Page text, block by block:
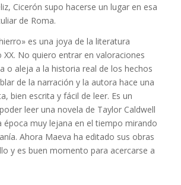
Cicerón supo hacerse un lugar en esa
de Roma.
es una joya de la literatura
XX. No quiero entrar en valoraciones
o aleja a la historia real de los hechos
de la narración y la autora hace una
bien escrita y fácil de leer. Es un
leer una novela de Taylor Caldwell
época muy lejana en el tiempo mirando
Ahora Maeva ha editado sus obras
y es buen momento para acercarse a